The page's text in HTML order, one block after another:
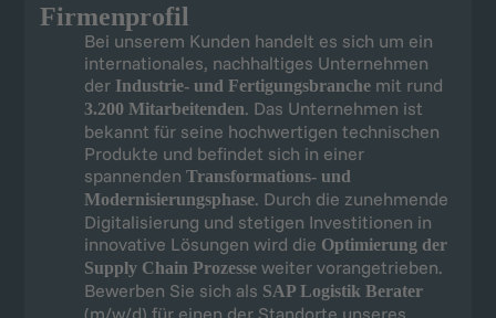
Firmenprofil
Bei unserem Kunden handelt es sich um ein
internationales, nachhaltiges Unternehmen
der Industrie- und Fertigungsbranchemit rund
3.200 Mitarbeitenden. Das Unternehmen ist
bekannt für seine hochwertigen technischen
Produkte und befindet sich in einer
spannenden Transformations- und
Modernisierungsphase. Durch die zunehmende
Digitalisierung und stetigen Investitionen in
innovative Lösungen wird die Optimierung der
Supply Chain Prozesse weiter vorangetrieben.
Bewerben Sie sich als SAP Logistik Berater